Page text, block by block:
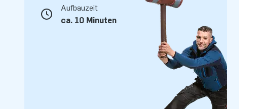
Aufbauzeit
ca. 10 Minuten